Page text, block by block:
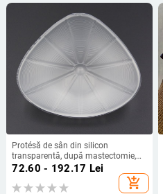
Protésă de sân din silicon
transparentă, după mastectomie,
pentru înot și lenjerie
72.60 - 192.17 Lei
add_shopping_cart